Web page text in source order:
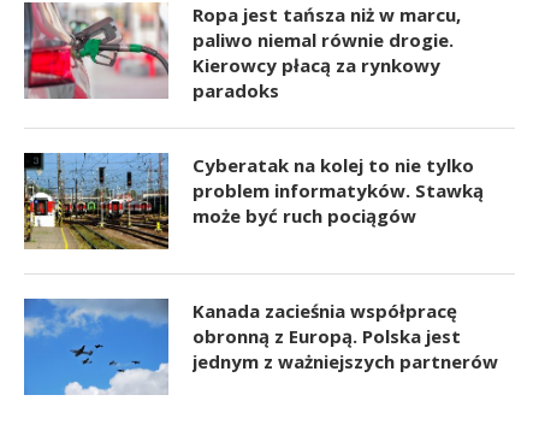
Ropa jest tańsza niż w marcu,
paliwo niemal równie drogie.
Kierowcy płacą za rynkowy
paradoks
Cyberatak na kolej to nie tylko
problem informatyków. Stawką
może być ruch pociągów
Kanada zacieśnia współpracę
obronną z Europą. Polska jest
jednym z ważniejszych partnerów